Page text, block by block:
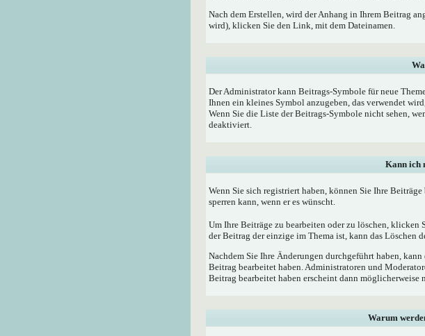
Nach dem Erstellen, wird der Anhang in Ihrem Beitrag
wird), klicken Sie den Link, mit dem Dateinamen.
Der Administrator kann Beitrags-Symbole für neue
Ihnen ein kleines Symbol anzugeben, das verwendet
Wenn Sie die Liste der Beitrags-Symbole nicht sehen,
deaktiviert.
Kann ich
Wenn Sie sich registriert haben, können Sie Ihre
sperren kann, wenn er es wünscht.
Um Ihre Beiträge zu bearbeiten oder zu löschen, klicken
der Beitrag der einzige im Thema ist, kann das Löschen
Nachdem Sie Ihre Änderungen durchgeführt haben,
Beitrag bearbeitet haben. Administratoren und
Beitrag bearbeitet haben erscheint dann möglicherweise
Warum